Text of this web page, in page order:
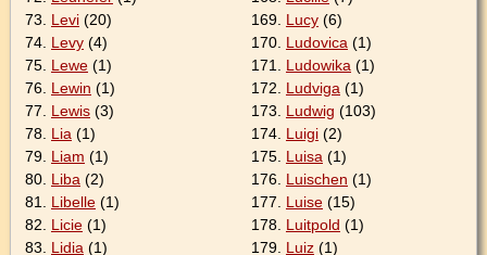
73. Levi (20)
74. Levy (4)
75. Lewe (1)
76. Lewin (1)
77. Lewis (3)
78. Lia (1)
79. Liam (1)
80. Liba (2)
81. Libelle (1)
82. Licie (1)
83. Lidia (1)
169. Lucy (6)
170. Ludovica (1)
171. Ludowika (1)
172. Ludviga (1)
173. Ludwig (103)
174. Luigi (2)
175. Luisa (1)
176. Luischen (1)
177. Luise (15)
178. Luitpold (1)
179. Luiz (1)